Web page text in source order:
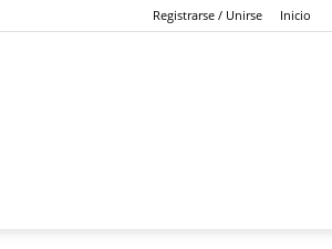
Registrarse / Unirse Inicio